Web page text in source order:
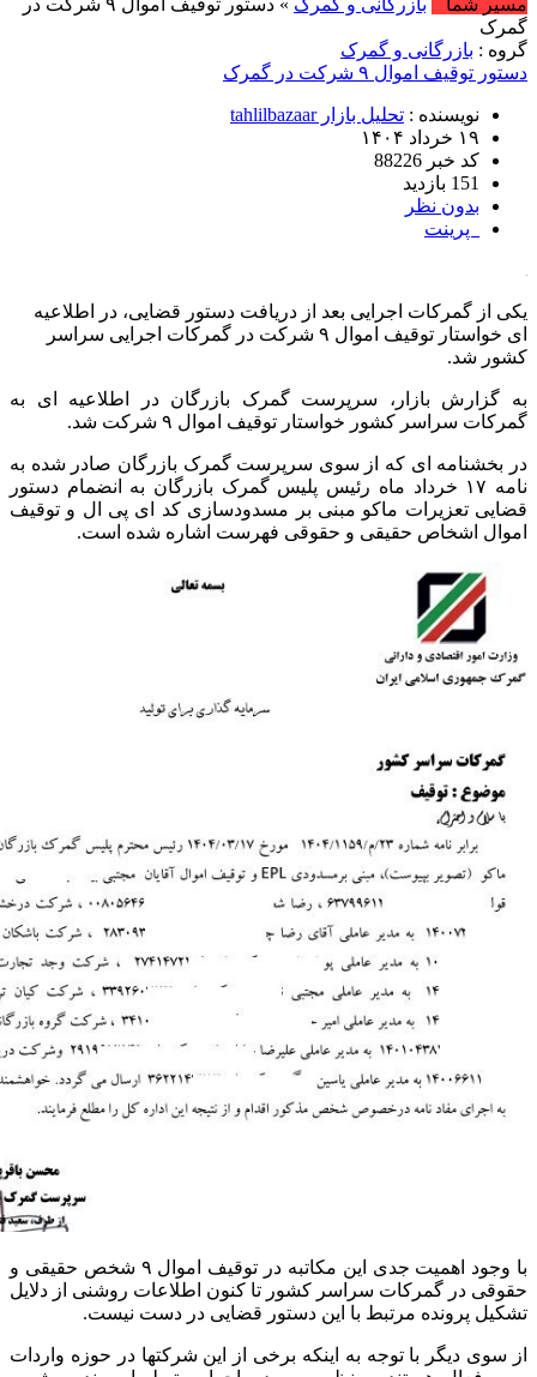
مسیر شما
بازرگانی و گمرک
» دستور توقیف اموال ۹ شرکت در
گمرک
گروه : بازرگانی و گمرک
دستور توقیف اموال ۹ شرکت در گمرک
نویسنده : تحلیل بازار tahlilbazaar
۱۹ خرداد ۱۴۰۴
کد خبر 88226
151 بازدید
بدون نظر
پرینت
یکی از گمرکات اجرایی بعد از دریافت دستور قضایی، در اطلاعیه
ای خواستار توقیف اموال ۹ شرکت در گمرکات اجرایی سراسر
کشور شد.
به گزارش بازار، سرپرست گمرک بازرگان در اطلاعیه ای به
گمرکات سراسر کشور خواستار توقیف اموال ۹ شرکت شد.
در بخشنامه ای که از سوی سرپرست گمرک بازرگان صادر شده به
نامه ۱۷ خرداد ماه رئیس پلیس گمرک بازرگان به انضمام دستور
قضایی تعزیرات ماکو مبنی بر مسدودسازی کد ای پی ال و توقیف
اموال اشخاص حقیقی و حقوقی فهرست اشاره شده است.
با وجود اهمیت جدی این مکاتبه در توقیف اموال ۹ شخص حقیقی و
حقوقی در گمرکات سراسر کشور تا کنون اطلاعات روشنی از دلایل
تشکیل پرونده مرتبط با این دستور قضایی در دست نیست.
از سوی دیگر با توجه به اینکه برخی از این شرکتها در حوزه واردات